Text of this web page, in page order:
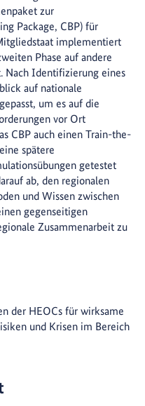
zur
Package, CBP) für
implementiert
Phase auf andere
Nach Identifizierung eines
auf nationale
um es auf die
vor Ort
CBP auch einen Train-the-
spätere
getestet
ab, den regionalen
und Wissen zwischen
gegenseitigen
Zusammenarbeit zu
der HEOCs für wirksame
und Krisen im Bereich